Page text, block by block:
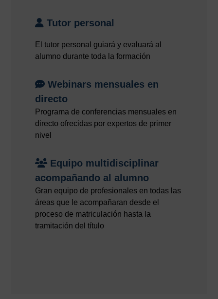
Tutor personal
El tutor personal guiará y evaluará al
alumno durante toda la formación
Webinars mensuales en
directo
Programa de conferencias mensuales en
directo ofrecidas por expertos de primer
nivel
Equipo multidisciplinar
acompañando al alumno
Gran equipo de profesionales en todas las
áreas que le acompañaran desde el
proceso de matriculación hasta la
tramitación del título